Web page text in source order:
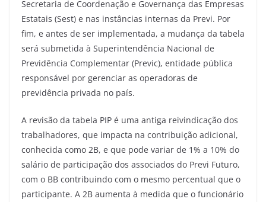
Secretaria de Coordenação e Governança das Empresas
Estatais (Sest) e nas instâncias internas da Previ. Por
fim, e antes de ser implementada, a mudança da tabela
será submetida à Superintendência Nacional de
Previdência Complementar (Previc), entidade pública
responsável por gerenciar as operadoras de
previdência privada no país.
A revisão da tabela PIP é uma antiga reivindicação dos
trabalhadores, que impacta na contribuição adicional,
conhecida como 2B, e que pode variar de 1% a 10% do
salário de participação dos associados do Previ Futuro,
com o BB contribuindo com o mesmo percentual que o
participante. A 2B aumenta à medida que o funcionário